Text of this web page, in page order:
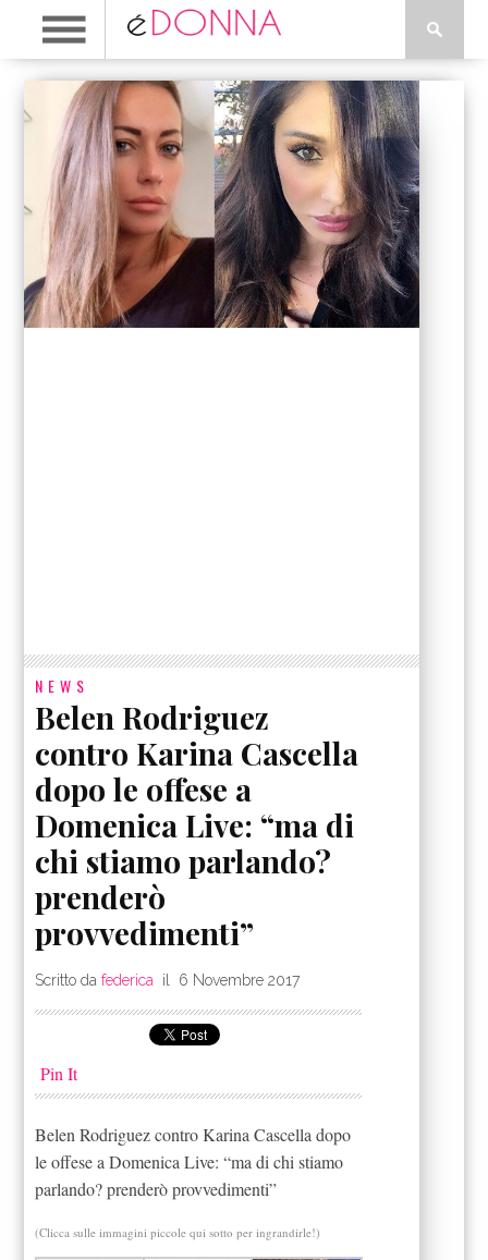
NEWS
Belen Rodriguez
contro Karina Cascella
dopo le offese a
Domenica Live: “ma di
chi stiamo parlando?
prenderò
provvedimenti”
Scritto dafederica il 6 Novembre 2017
Pin It
Belen Rodriguez contro Karina Cascella dopo
le offese a Domenica Live: “ma di chi stiamo
parlando? prenderò provvedimenti”
(Clicca sulle immagini piccole qui sotto per ingrandirle!)